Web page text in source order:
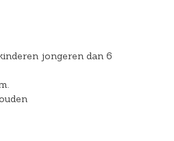
jongeren dan 6